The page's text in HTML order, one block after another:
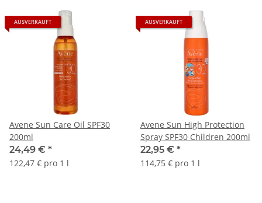
AUSVERKAUFT
Avene Sun Care Oil SPF30
200ml
24,49 € *
122,47 € pro 1 l
AUSVERKAUFT
Avene Sun High Protection
Spray SPF30 Children 200ml
22,95 € *
114,75 € pro 1 l